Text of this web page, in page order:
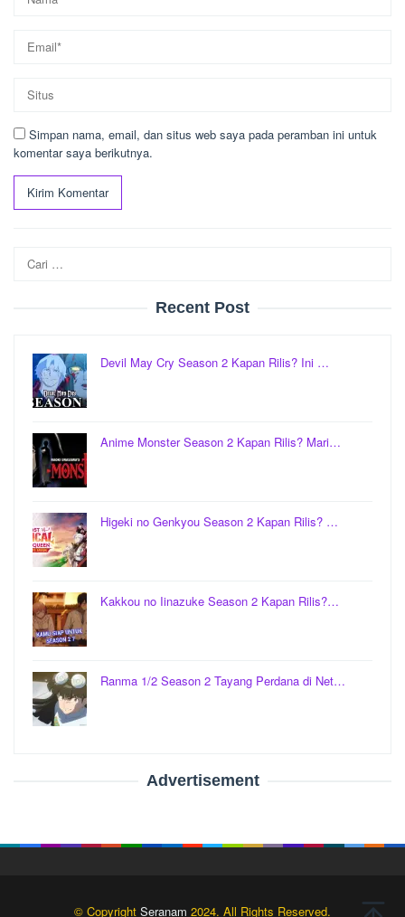
Simpan nama, email, dan situs web saya pada peramban ini untuk
komentar saya berikutnya.
untuk:
Recent Post
Devil May Cry Season 2 Kapan Rilis? Ini …
Anime Monster Season 2 Kapan Rilis? Mari…
Higeki no Genkyou Season 2 Kapan Rilis? …
Kakkou no Iinazuke Season 2 Kapan Rilis?…
Ranma 1/2 Season 2 Tayang Perdana di Net…
Advertisement
© Copyright Seranam 2024. All Rights Reserved.